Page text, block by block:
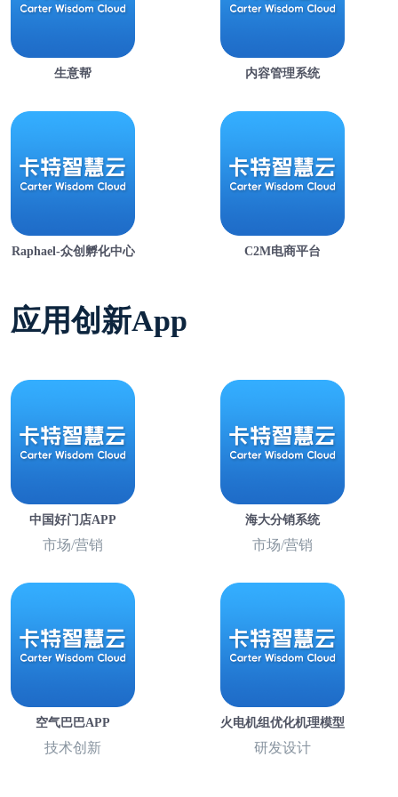
生意帮 内容管理系统
Raphael-众创孵化中心 C2M电商平台
应用创新App
中国好门店APP
市场/营销
海大分销系统
市场/营销
空气巴巴APP
技术创新
火电机组优化机理模型
研发设计